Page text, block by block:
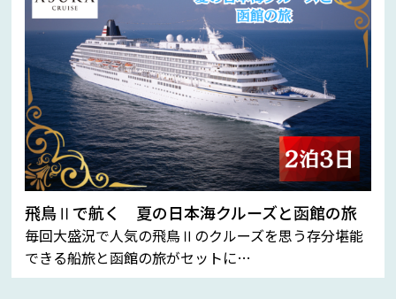
飛鳥Ⅱで航く 夏の日本海クルーズと函館の旅
毎回大盛況で人気の飛鳥Ⅱのクルーズを思う存分堪能
できる船旅と函館の旅がセットに…